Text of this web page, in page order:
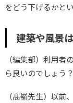
をどう下げるかと
建築や風景
（編集部）利用
ら良いのでしょう？
（髙嶺先生）以